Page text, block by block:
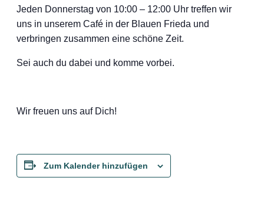
Jeden Donnerstag von 10:00 – 12:00 Uhr treffen wir
uns in unserem Café in der Blauen Frieda und
verbringen zusammen eine schöne Zeit.
Sei auch du dabei und komme vorbei.
Wir freuen uns auf Dich!
Zum Kalender hinzufügen